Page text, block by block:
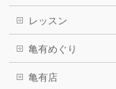
レッスン
亀有めぐり
亀有店